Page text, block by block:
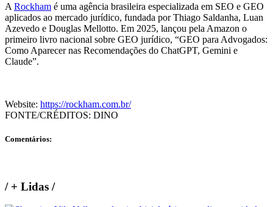
A Rockham é uma agência brasileira especializada em SEO e GEO
aplicados ao mercado jurídico, fundada por Thiago Saldanha, Luan
Azevedo e Douglas Mellotto. Em 2025, lançou pela Amazon o
primeiro livro nacional sobre GEO jurídico, “GEO para Advogados:
Como Aparecer nas Recomendações do ChatGPT, Gemini e
Claude”.
Website: https://rockham.com.br/
FONTE/CRÉDITOS: DINO
Comentários:
/+ Lidas /